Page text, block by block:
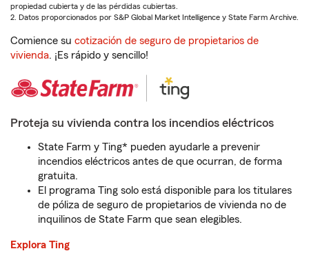
propiedad cubierta y de las pérdidas cubiertas.
2. Datos proporcionados por S&P Global Market Intelligence y State Farm Archive.
Comience su cotización de seguro de propietarios de
vivienda. ¡Es rápido y sencillo!
Proteja su vivienda contra los incendios eléctricos
State Farm y Ting* pueden ayudarle a prevenir
incendios eléctricos antes de que ocurran, de forma
gratuita.
El programa Ting solo está disponible para los titulares
de póliza de seguro de propietarios de vivienda no de
inquilinos de State Farm que sean elegibles.
Explora Ting